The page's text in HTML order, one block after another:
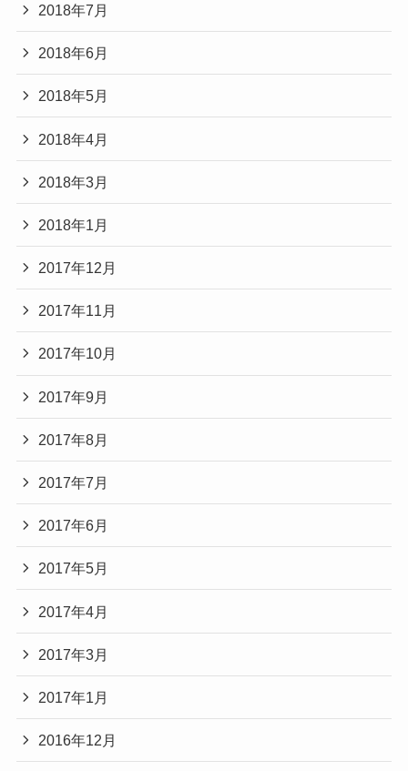
2018年7月
2018年6月
2018年5月
2018年4月
2018年3月
2018年1月
2017年12月
2017年11月
2017年10月
2017年9月
2017年8月
2017年7月
2017年6月
2017年5月
2017年4月
2017年3月
2017年1月
2016年12月